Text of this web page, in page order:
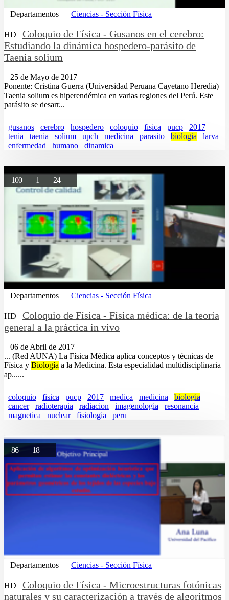
Departamentos Ciencias - Sección Física
HD
Coloquio de Física - Gusanos en el cerebro:
Estudiando la dinámica hospedero-parásito de
Taenia solium
25 de Mayo de 2017
Ponente: Cristina Guerra (Universidad Peruana Cayetano Heredia)
Taenia solium es hiperendémica en varias regiones del Perú. Este
parásito se desarr...
gusanos cerebro hospedero coloquio fisica pucp
2017
tenia
taenia solium upch medicina parasito biologia
larva
enfermedad
humano dinamica
100 1 24
Departamentos Ciencias - Sección Física
HD
Coloquio de Física - Física médica: de la teoría
general a la práctica in vivo
06 de Abril de 2017
... (Red AUNA) La Física Médica aplica conceptos y técnicas de
Física y Biología a la Medicina. Esta especialidad multidisciplinaria
ap......
coloquio fisica pucp 2017 medica medicina
biologia
cancer
radioterapia radiacion imagenologia
resonancia
magnetica
nuclear fisiologia peru
86 18
Departamentos Ciencias - Sección Física
HD
Coloquio de Física - Microestructuras fotónicas
naturales y su caracterización a través de algoritmos